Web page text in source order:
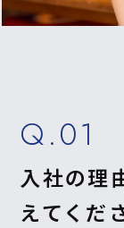
Q.01
入社の理
えてくだ